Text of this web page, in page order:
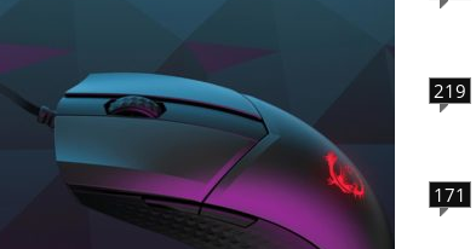
219
171